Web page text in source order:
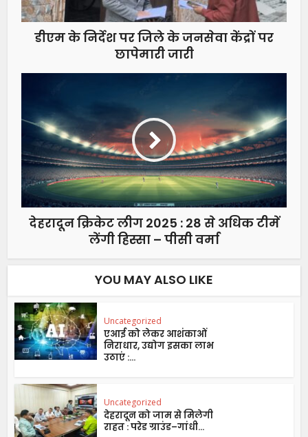
डीएम के निर्देश पर जिले के जनसेवा केंद्रों पर
छापेमारी जारी
देहरादून क्रिकेट लीग 2025 : 28 से अधिक टीमें
लेंगी हिस्सा – पीसी वर्मा
YOU MAY ALSO LIKE
Uncategorized
एआई को लेकर आशंकाओं
निराधार, उद्योग इसका लाभ
उठाएं :...
Uncategorized
देहरादून को जाम से मिलेगी
राहत : परेड ग्राउंड–गांधी...